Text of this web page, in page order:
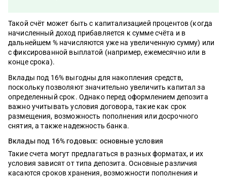
Такой счёт может быть с капитализацией процентов (когда
начисленный доход прибавляется к сумме счёта и в
дальнейшем % начисляются уже на увеличенную сумму) или
с фиксированной выплатой (например, ежемесячно или в
конце срока).
Вклады под 16% выгодны для накопления средств,
поскольку позволяют значительно увеличить капитал за
определенный срок. Однако перед оформлением депозита
важно учитывать условия договора, такие как срок
размещения, возможность пополнения или досрочного
снятия, а также надежность банка.
Вклады под 16% годовых: основные условия
Такие счета могут предлагаться в разных форматах, и их
условия зависят от типа депозита. Основные различия
касаются сроков хранения, возможности пополнения и